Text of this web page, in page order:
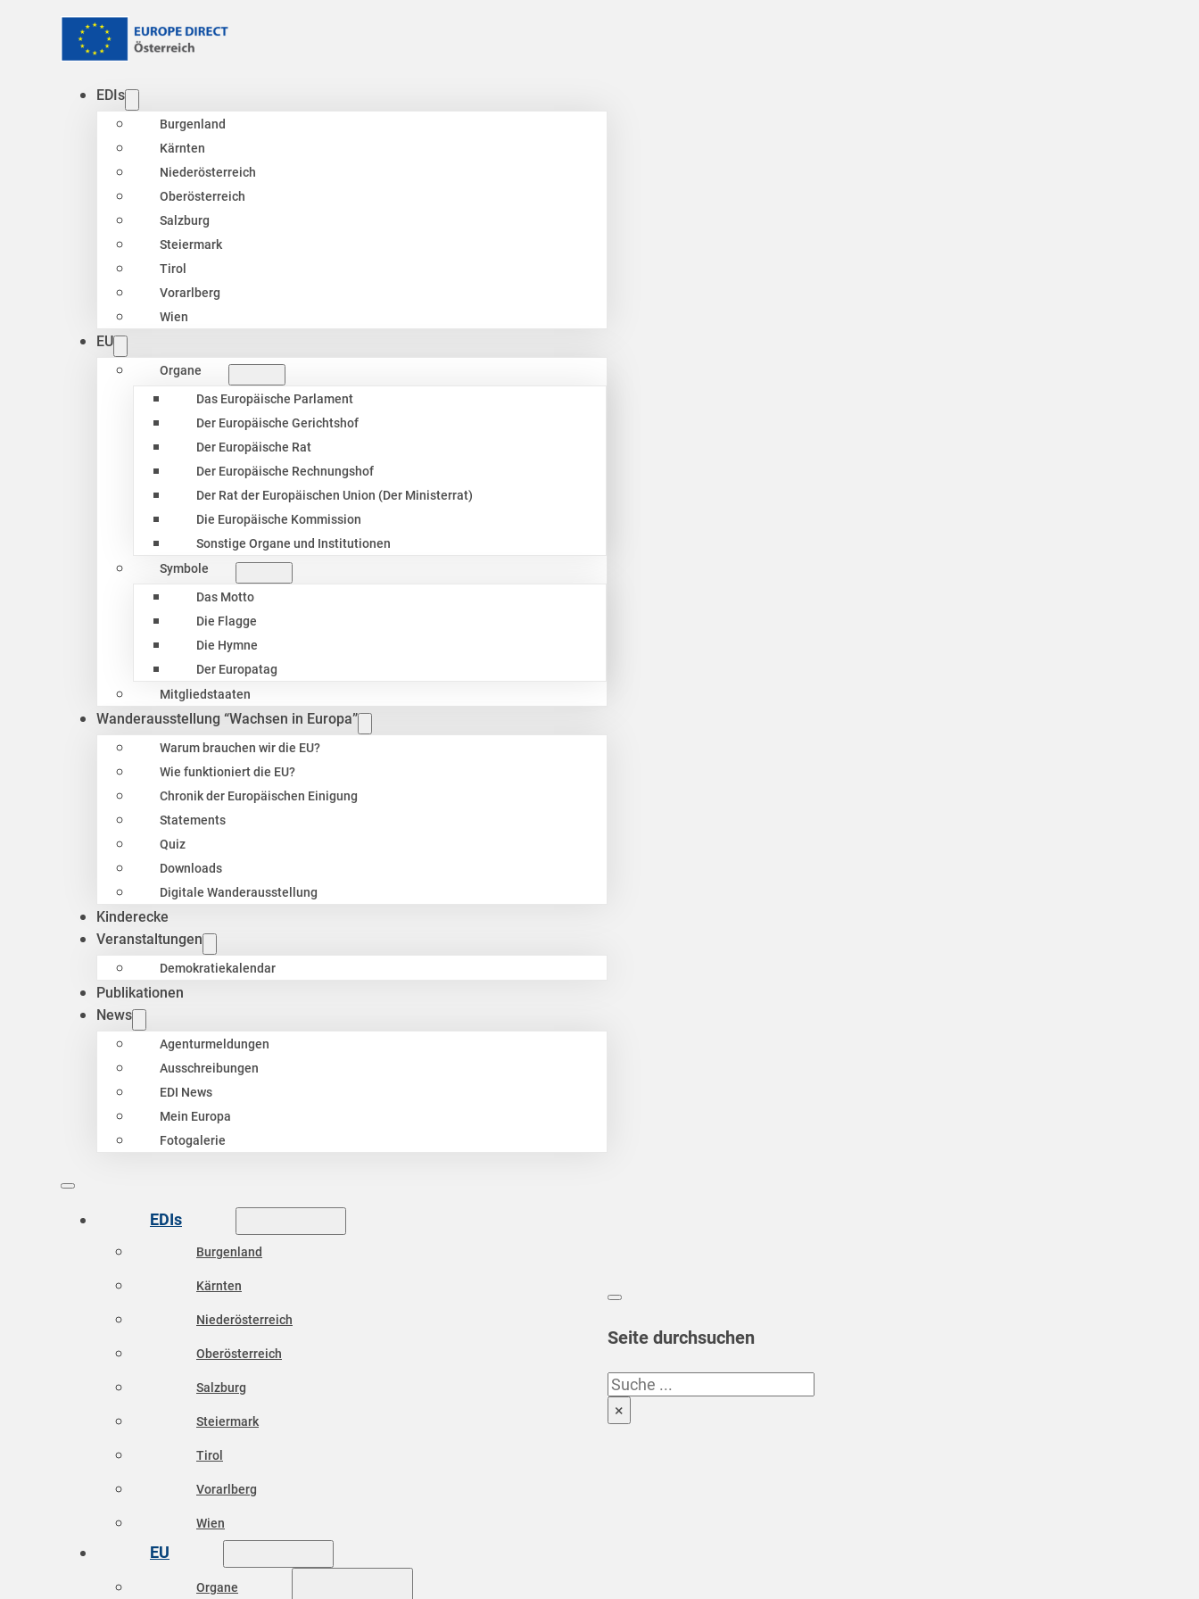
EDIs
Burgenland
Kärnten
Niederösterreich
Oberösterreich
Salzburg
Steiermark
Tirol
Vorarlberg
Wien
EU
Organe
Das Europäische Parlament
Der Europäische Gerichtshof
Der Europäische Rat
Der Europäische Rechnungshof
Der Rat der Europäischen Union (Der Ministerrat)
Die Europäische Kommission
Sonstige Organe und Institutionen
Symbole
Das Motto
Die Flagge
Die Hymne
Der Europatag
Mitgliedstaaten
Wanderausstellung “Wachsen in Europa”
Warum brauchen wir die EU?
Wie funktioniert die EU?
Chronik der Europäischen Einigung
Statements
Quiz
Downloads
Digitale Wanderausstellung
Kinderecke
Veranstaltungen
Demokratiekalendar
Publikationen
News
Agenturmeldungen
Ausschreibungen
EDI News
Mein Europa
Fotogalerie
EDIs
Burgenland
Kärnten
Niederösterreich
Oberösterreich
Salzburg
Steiermark
Tirol
Vorarlberg
Wien
EU
Organe
Seite durchsuchen
Suchen
×